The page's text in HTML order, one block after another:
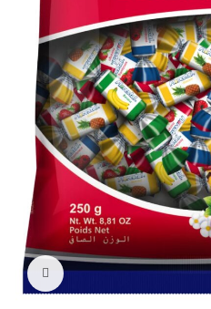
Click to enlarge